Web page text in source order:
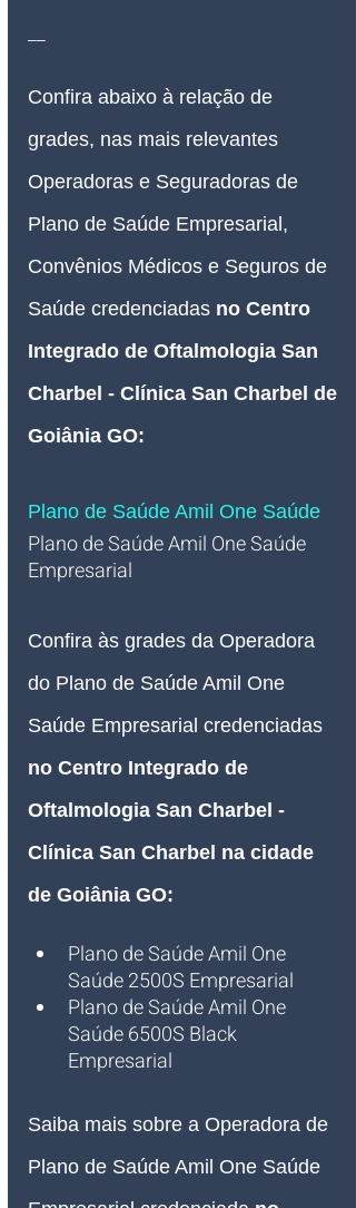
__
Confira abaixo à relação de
grades, nas mais relevantes
Operadoras e Seguradoras de
Plano de Saúde Empresarial,
Convênios Médicos e Seguros de
Saúde credenciadas no Centro
Integrado de Oftalmologia San
Charbel - Clínica San Charbel de
Goiânia GO:
Plano de Saúde Amil One Saúde
Plano de Saúde Amil One Saúde
Empresarial
Confira às grades da Operadora
do Plano de Saúde Amil One
Saúde Empresarial credenciadas
no Centro Integrado de
Oftalmologia San Charbel -
Clínica San Charbel na cidade
de Goiânia GO:
Plano de Saúde Amil One
Saúde 2500S Empresarial
Plano de Saúde Amil One
Saúde 6500S Black
Empresarial
Saiba mais sobre a Operadora de
Plano de Saúde Amil One Saúde